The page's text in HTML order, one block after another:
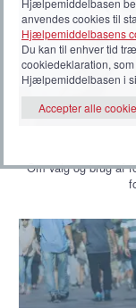
Om valg og brug af
Hjælpemiddelbasen
anvendes cookies til
Hjælpemiddelbasens
Du kan til enhver tid
cookiedeklaration,
Hjælpemiddelbasen i
Accepter alle